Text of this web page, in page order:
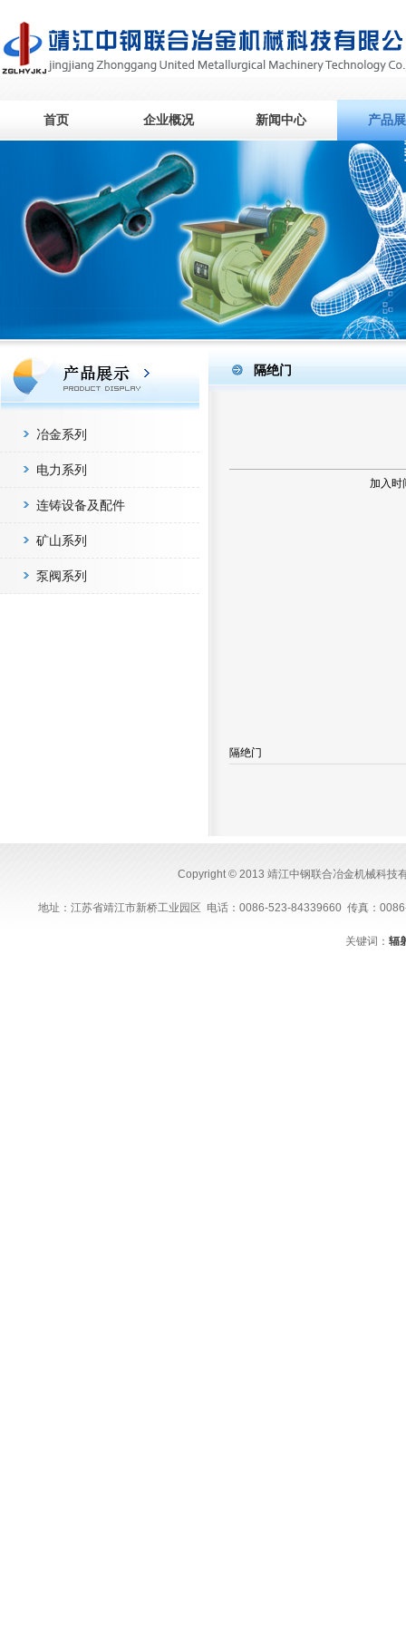
首页 企业概况 新闻中心 产品
冶金系列
电力系列
连铸设备及配件
矿山系列
泵阀系列
隔绝门
加入
隔绝门
Copyright © 2013 靖江中钢联合冶金机械科技
地址：江苏省靖江市新桥工业园区 电话：0086-523-84339660 传真：
关键词：辐